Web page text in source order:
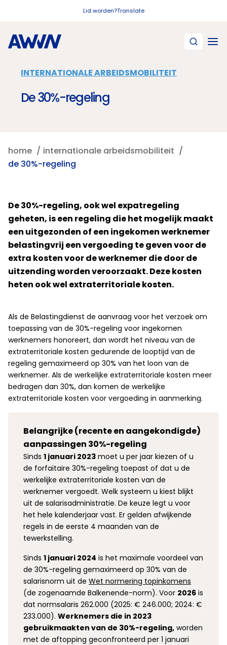
Lid worden?Translate
INTERNATIONALE ARBEIDSMOBILITEIT
De 30%-regeling
home
internationale arbeidsmobiliteit
de 30%-regeling
De 30%-regeling, ook wel expatregeling
geheten, is een regeling die het mogelijk maakt
een uitgezonden of een ingekomen werknemer
belastingvrij een vergoeding te geven voor de
extra kosten voor de werknemer die door de
uitzending worden veroorzaakt. Deze kosten
heten ook wel extraterritoriale kosten.
Als de Belastingdienst de aanvraag voor het verzoek om
toepassing van de 30%-regeling voor ingekomen
werknemers honoreert, dan wordt het niveau van de
extraterritoriale kosten gedurende de looptijd van de
regeling gemaximeerd op 30% van het loon van de
werknemer. Als de werkelijke extraterritoriale kosten meer
bedragen dan 30%, dan komen de werkelijke
extraterritoriale kosten voor vergoeding in aanmerking.
Belangrijke (recente en aangekondigde)
aanpassingen 30%-regeling
Sinds 1 januari 2023 moet u per jaar kiezen of u
de forfaitaire 30%-regeling toepast of dat u de
werkelijke extraterritoriale kosten van de
werknemer vergoedt. Welk systeem u kiest blijkt
uit de salarisadministratie. De keuze legt u voor
het hele kalenderjaar vast. Er gelden afwijkende
regels in de eerste 4 maanden van de
tewerkstelling.
Sinds 1 januari 2024 is het maximale voordeel van
de 30%-regeling gemaximeerd op 30% van de
salarisnorm uit de Wet normering topinkomens
(de zogenaamde Balkenende-norm). Voor 2026 is
dat normsalaris 262.000 (2025: € 246.000; 2024: €
233.000). Werknemers die in 2023
gebruikmaakten van de 30%-regeling, worden
met de aftopping geconfronteerd per 1 januari